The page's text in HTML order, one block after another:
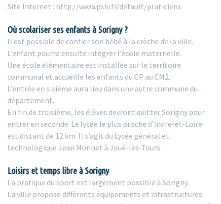
Site Internet : http://www.pslv.fr/default/praticiens
Où scolariser ses enfants à Sorigny ?
Il est possible de confier son bébé à la crèche de la ville..
L’enfant pourra ensuite intégrer l’école maternelle.
Une école élémentaire est installée sur le territoire
communal et accueille les enfants du CP au CM2.
L’entrée en sixième aura lieu dans une autre commune du
département.
En fin de troisième, les élèves devront quitter Sorigny pour
entrer en seconde. Le lycée le plus proche d’Indre-et-Loire
est distant de 12 km. Il s’agit du Lycée général et
technologique Jean Monnet à Joué-lès-Tours.
Loisirs et temps libre à Sorigny
La pratique du sport est largement possible à Sorigny.
La ville propose différents équipements et infrastructures